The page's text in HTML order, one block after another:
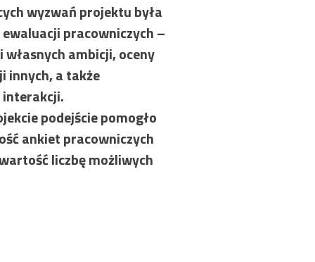
wyzwań projektu była
pracowniczych –
ambicji, oceny
innych, a także
podejście pomogło
ankiet pracowniczych
liczbę możliwych